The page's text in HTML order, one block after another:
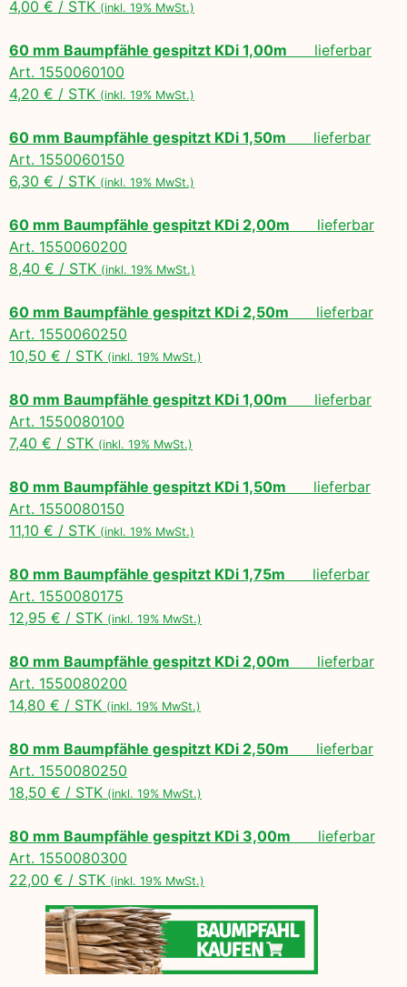
4,00 € / STK (inkl. 19% MwSt.)
60 mm Baumpfähle gespitzt KDi 1,00m lieferbar
Art. 1550060100
4,20 € / STK (inkl. 19% MwSt.)
60 mm Baumpfähle gespitzt KDi 1,50m lieferbar
Art. 1550060150
6,30 € / STK (inkl. 19% MwSt.)
60 mm Baumpfähle gespitzt KDi 2,00m lieferbar
Art. 1550060200
8,40 € / STK (inkl. 19% MwSt.)
60 mm Baumpfähle gespitzt KDi 2,50m lieferbar
Art. 1550060250
10,50 € / STK (inkl. 19% MwSt.)
80 mm Baumpfähle gespitzt KDi 1,00m lieferbar
Art. 1550080100
7,40 € / STK (inkl. 19% MwSt.)
80 mm Baumpfähle gespitzt KDi 1,50m lieferbar
Art. 1550080150
11,10 € / STK (inkl. 19% MwSt.)
80 mm Baumpfähle gespitzt KDi 1,75m lieferbar
Art. 1550080175
12,95 € / STK (inkl. 19% MwSt.)
80 mm Baumpfähle gespitzt KDi 2,00m lieferbar
Art. 1550080200
14,80 € / STK (inkl. 19% MwSt.)
80 mm Baumpfähle gespitzt KDi 2,50m lieferbar
Art. 1550080250
18,50 € / STK (inkl. 19% MwSt.)
80 mm Baumpfähle gespitzt KDi 3,00m lieferbar
Art. 1550080300
22,00 € / STK (inkl. 19% MwSt.)